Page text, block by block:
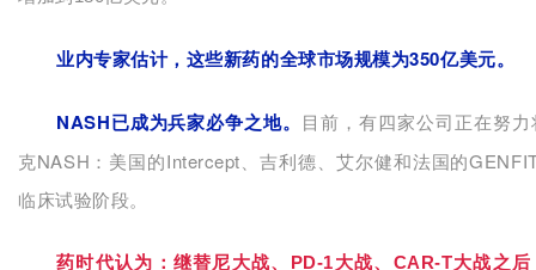
业内专家估计，这些新药的全球市场规模为350亿美元。
NASH已成为兵家必争之地。 目前，有四家公司正在努
克NASH：美国的Intercept、吉利德、艾尔健和法国的
临床试验阶段。
药时代认为：继替尼大战、PD-1大战、CAR-T大战之